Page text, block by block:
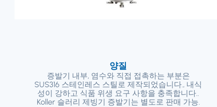
양질
증발기 내부, 염수와 직접 접촉하는 부분은
SUS316 스테인레스 스틸로 제작되었습니다., 내식
성이 강하고 식품 위생 요구 사항을 충족합니다..
Koller 슬러리 제빙기 증발기는 별도로 판매 가능.